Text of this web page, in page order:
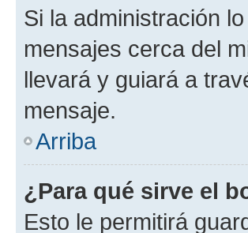
Si la administración
mensajes cerca del
llevará y guiará a
mensaje.
Arriba
¿Para qué sirve el
Esto le permitirá